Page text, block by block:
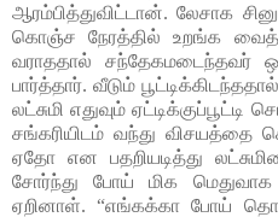
ஆரம்பித்துவிட்டான். லேசாக
கொஞ்ச நேரத்தில் உறங்க
வராததால் சந்தேகமடைந்தவர்
பார்த்தார். வீடும்
லட்சுமி எதுவும்
சங்கரியிடம் வந்து
ஏதோ என பதறியடித்து
சோர்ந்து போய் மிக மெதுவாக
ஏறினாள். “எங்கக்கா போய்